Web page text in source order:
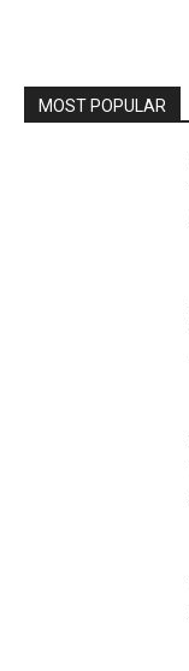
MOST POPULAR